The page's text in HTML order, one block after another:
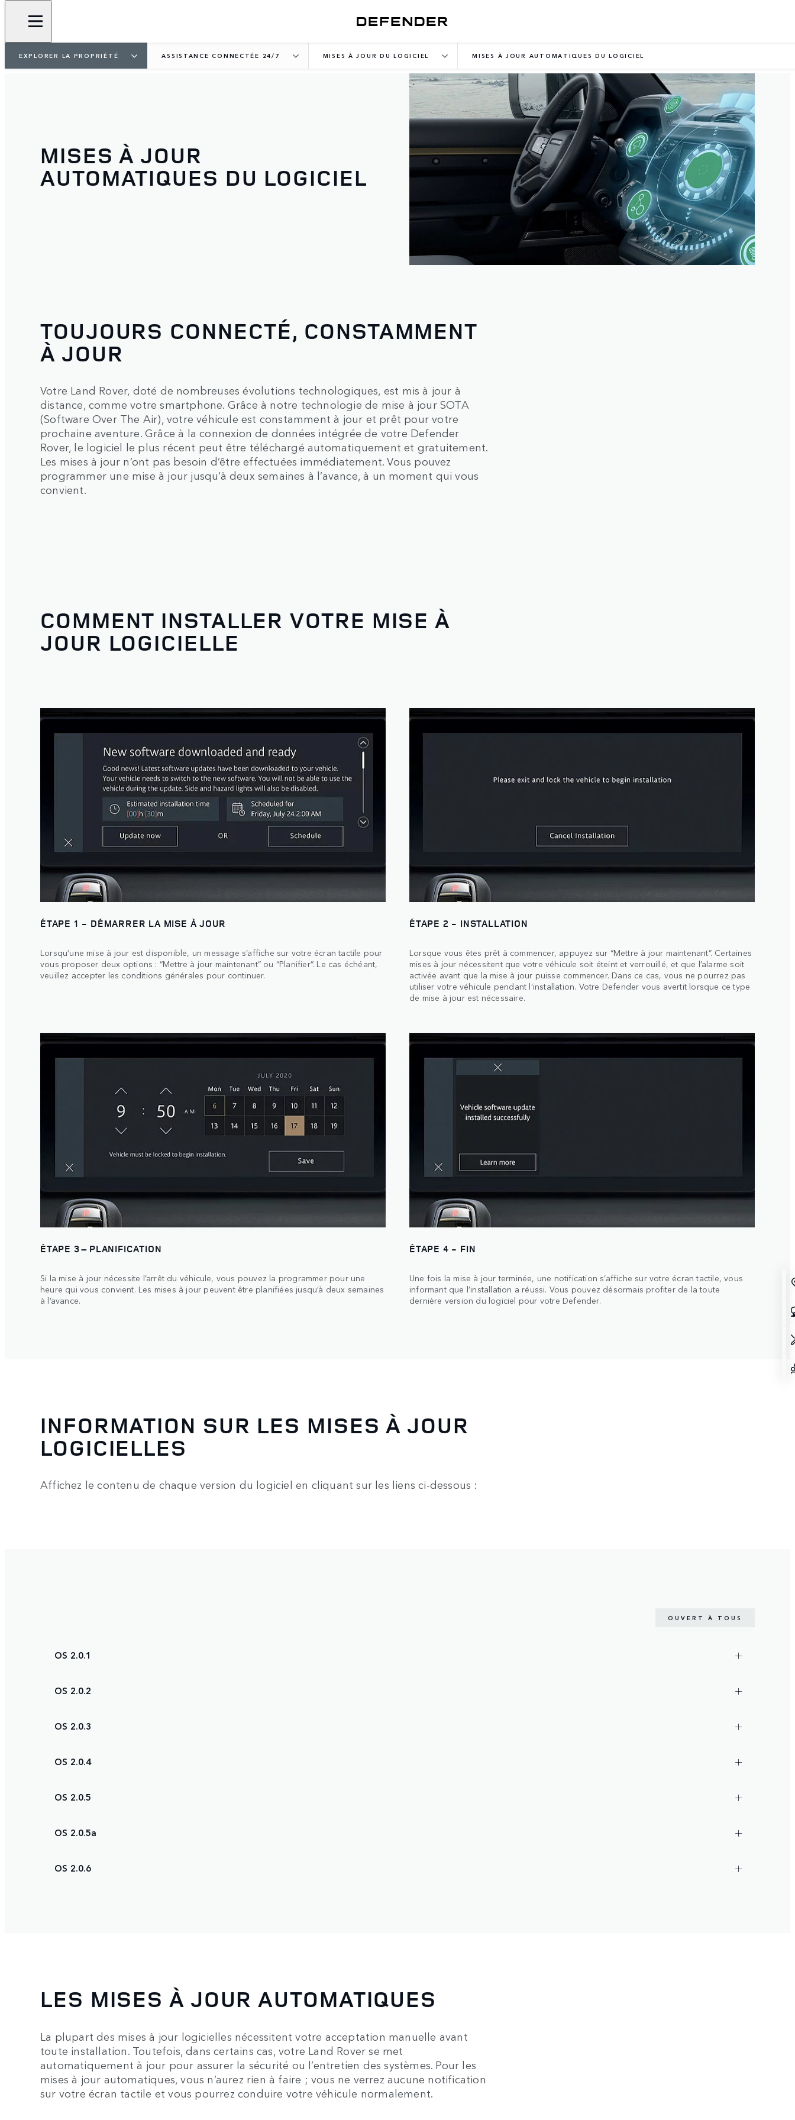
EXPLORER LA PROPRIÉTÉ ASSISTANCE CONNECTÉE 24/7 MISES À JOUR DU LOGICIEL MISES À JOUR AUTOMATIQUES DU LOGICIEL
MISES À JOUR
AUTOMATIQUES DU LOGICIEL
TOUJOURS CONNECTÉ, CONSTAMMENT
À JOUR
Votre Land Rover, doté de nombreuses évolutions technologiques, est mis à jour à
distance, comme votre smartphone. Grâce à notre technologie de mise à jour SOTA
(Software Over The Air), votre véhicule est constamment à jour et prêt pour votre
prochaine aventure. Grâce à la connexion de données intégrée de votre Defender
Rover, le logiciel le plus récent peut être téléchargé automatiquement et gratuitement.
Les mises à jour n’ont pas besoin d’être effectuées immédiatement. Vous pouvez
programmer une mise à jour jusqu’à deux semaines à l’avance, à un moment qui vous
convient.
COMMENT INSTALLER VOTRE MISE À
JOUR LOGICIELLE
ÉTAPE 1 - DÉMARRER LA MISE À JOUR
Lorsqu’une mise à jour est disponible, un message s’affiche sur votre écran tactile pour
vous proposer deux options : “Mettre à jour maintenant” ou “Planifier”. Le cas échéant,
veuillez accepter les conditions générales pour continuer.
ÉTAPE 2 - INSTALLATION
Lorsque vous êtes prêt à commencer, appuyez sur “Mettre à jour maintenant”. Certaines
mises à jour nécessitent que votre véhicule soit éteint et verrouillé, et que l’alarme soit
activée avant que la mise à jour puisse commencer. Dans ce cas, vous ne pourrez pas
utiliser votre véhicule pendant l’installation. Votre Defender vous avertit lorsque ce type
de mise à jour est nécessaire.
ÉTAPE 3 – PLANIFICATION
Si la mise à jour nécessite l’arrêt du véhicule, vous pouvez la programmer pour une
heure qui vous convient. Les mises à jour peuvent être planifiées jusqu’à deux semaines
à l’avance.
ÉTAPE 4 - FIN
Une fois la mise à jour terminée, une notification s’affiche sur votre écran tactile, vous
informant que l’installation a réussi. Vous pouvez désormais profiter de la toute
dernière version du logiciel pour votre Defender.
INFORMATION SUR LES MISES À JOUR
LOGICIELLES
Affichez le contenu de chaque version du logiciel en cliquant sur les liens ci-dessous :
OUVERT À TOUS
OS 2.0.1
OS 2.0.2
OS 2.0.3
OS 2.0.4
OS 2.0.5
OS 2.0.5a
OS 2.0.6
LES MISES À JOUR AUTOMATIQUES
La plupart des mises à jour logicielles nécessitent votre acceptation manuelle avant
toute installation. Toutefois, dans certains cas, votre Land Rover se met
automatiquement à jour pour assurer la sécurité ou l’entretien des systèmes. Pour les
mises à jour automatiques, vous n’aurez rien à faire ; vous ne verrez aucune notification
sur votre écran tactile et vous pourrez conduire votre véhicule normalement.